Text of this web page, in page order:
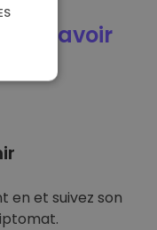
après avoir
en et suivez son